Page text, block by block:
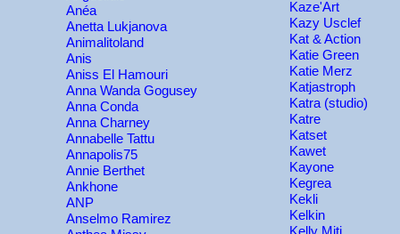
Kaze'Art
Kazy Usclef
Kat & Action
Katie Green
Katie Merz
Katjastroph
Katra (studio)
Katre
Katset
Kawet
Kayone
Kegrea
Kekli
Kelkin
Kelly Miti
Anéa
Anetta Lukjanova
Animalitoland
Anis
Aniss El Hamouri
Anna Wanda Gogusey
Anna Conda
Anna Charney
Annabelle Tattu
Annapolis75
Annie Berthet
Ankhone
ANP
Anselmo Ramirez